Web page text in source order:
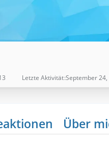
Letzte Aktivität September
Über